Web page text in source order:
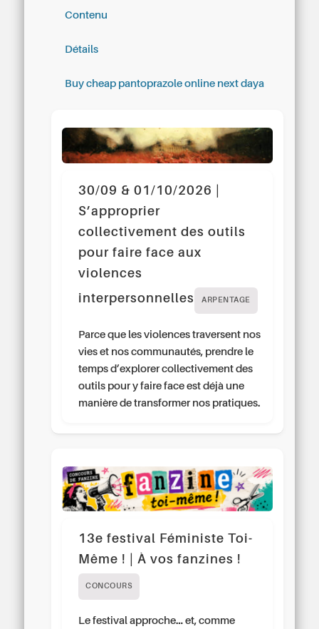
Contenu
Détails
Buy cheap pantoprazole online next daya
30/09 & 01/10/2026 |
S’approprier
collectivement des outils
pour faire face aux
violences
interpersonnelles
ARPENTAGE
Parce que les violences traversent nos
vies et nos communautés, prendre le
temps d’explorer collectivement des
outils pour y faire face est déjà une
manière de transformer nos pratiques.
13e festival Féministe Toi-
Même ! | À vos fanzines !
CONCOURS
Le festival approche… et, comme